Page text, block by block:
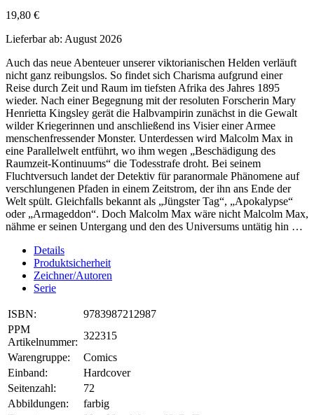
19,80 €
Lieferbar ab: August 2026
Auch das neue Abenteuer unserer viktorianischen Helden verläuft
nicht ganz reibungslos. So findet sich Charisma aufgrund einer
Reise durch Zeit und Raum im tiefsten Afrika des Jahres 1895
wieder. Nach einer Begegnung mit der resoluten Forscherin Mary
Henrietta Kingsley gerät die Halbvampirin zunächst in die Gewalt
wilder Kriegerinnen und anschließend ins Visier einer Armee
menschenfressender Monster. Unterdessen wird Malcolm Max in
eine Parallelwelt entführt, wo ihm wegen „Beschädigung des
Raumzeit-Kontinuums“ die Todesstrafe droht. Bei seinem
Fluchtversuch landet der Detektiv für paranormale Phänomene auf
verschlungenen Pfaden in einem Zeitstrom, der ihn ans Ende der
Welt spült. Gleichfalls bekannt als „Jüngster Tag“, „Apokalypse“
oder „Armageddon“. Doch Malcolm Max wäre nicht Malcolm Max,
nähme er seinen Untergang und den des Universums untätig hin …
Details
Produktsicherheit
Zeichner/Autoren
Serie
ISBN:
9783987212987
PPM
Artikelnummer:
322315
Warengruppe:
Comics
Einband:
Hardcover
Seitenzahl:
72
Abbildungen:
farbig